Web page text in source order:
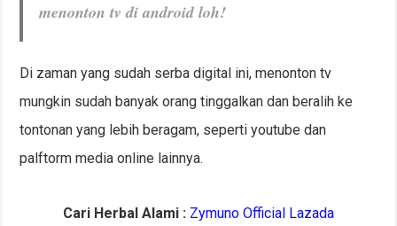
menonton tv di android loh!
Di zaman yang sudah serba digital ini, menonton tv
mungkin sudah banyak orang tinggalkan dan beralih ke
tontonan yang lebih beragam, seperti youtube dan
palftorm media online lainnya.
Cari Herbal Alami : Zymuno Official Lazada